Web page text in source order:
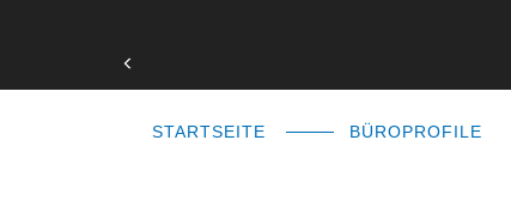
STARTSEITE BÜROPROFILE